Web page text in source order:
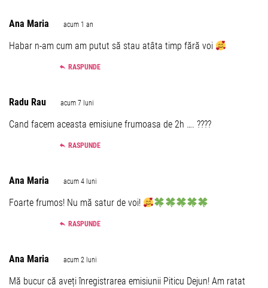
Ana Maria acum 1 an
Habar n-am cum am putut să stau atâta timp fără voi
RASPUNDE
Radu Rau acum 7 luni
Cand facem aceasta emisiune frumoasa de 2h …. ????
RASPUNDE
Ana Maria acum 4 luni
Foarte frumos! Nu mă satur de voi!
RASPUNDE
Ana Maria acum 2 luni
Mă bucur că aveți înregistrarea emisiunii Piticu Dejun! Am ratat